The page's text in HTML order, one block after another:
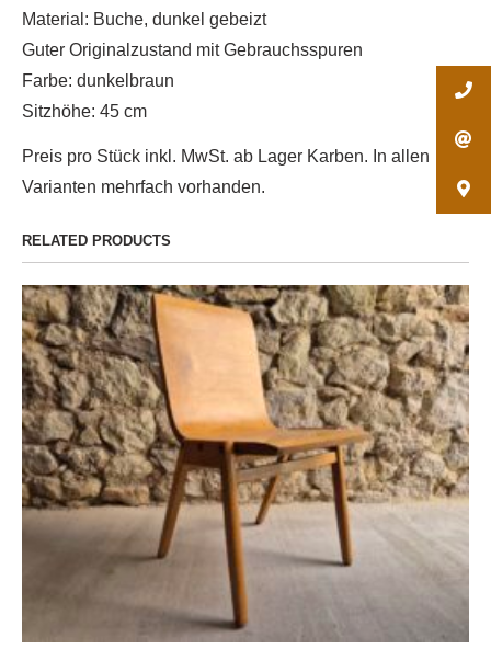
Material: Buche, dunkel gebeizt
Guter Originalzustand mit Gebrauchsspuren
Farbe: dunkelbraun
Sitzhöhe: 45 cm
Preis pro Stück inkl. MwSt. ab Lager Karben. In allen
Varianten mehrfach vorhanden.
RELATED PRODUCTS